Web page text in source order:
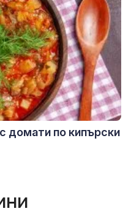
домати по кипърски